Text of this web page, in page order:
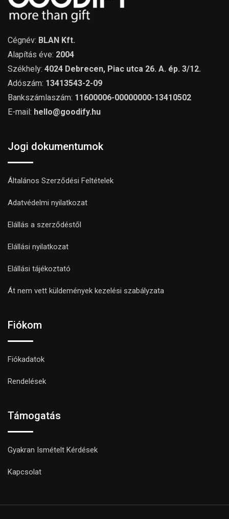
Cégnév: BLAN Kft.
Alapítás éve: 2004
Székhely: 4024 Debrecen, Piac utca 26. A. ép. 3/12.
Adószám: 13413543-2-09
Bankszámlaszám: 11600006-00000000-13410502
E-mail: hello@goodify.hu
Jogi dokumentumok
Általános Szerződési Feltételek
Adatvédelmi nyilatkozat
Elállás a szerződéstől
Elállási nyilatkozat
Elállási tájékoztató
Át nem vett küldemények kezelési szabályzata
Fiókom
Fiókadatok
Rendelések
Támogatás
Gyakran Ismételt Kérdések
Kapcsolat